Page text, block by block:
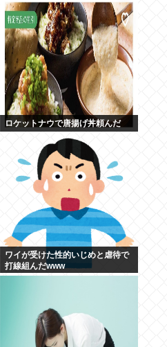
ロケットナウで唐揚げ丼頼んだ
ワイが受けた性的いじめと虐待で
打線組んだwww